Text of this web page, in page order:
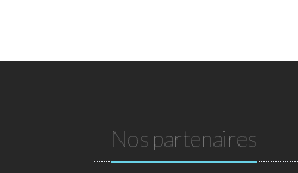
Nos partenaires